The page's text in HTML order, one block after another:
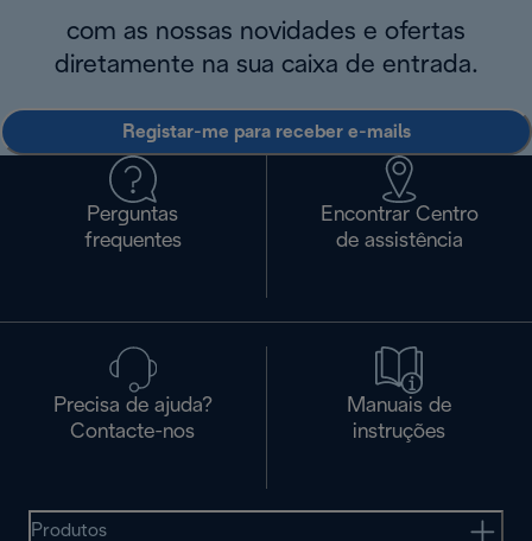
com as nossas novidades e ofertas
diretamente na sua caixa de entrada.
Registar-me para receber e-mails
Perguntas
frequentes
Encontrar Centro
de assistência
Precisa de ajuda?
Contacte-nos
Manuais de
instruções
Produtos